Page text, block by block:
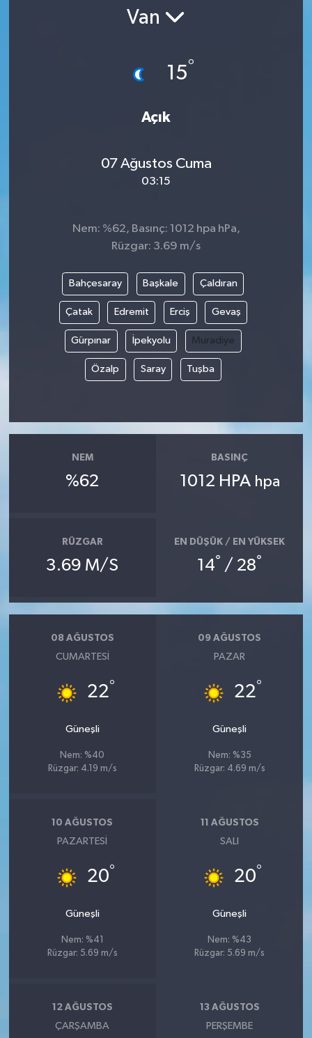
Van
15°
Açık
07 Ağustos Cuma
03:15
Nem: %62, Basınç: 1012 hpa hPa,
Rüzgar: 3.69 m/s
Bahçesaray Başkale Çaldıran
Çatak Edremit Erciş Gevaş
Gürpınar İpekyolu Muradiye
Özalp Saray Tuşba
NEM
%62
BASINÇ
1012 HPA hpa
RÜZGAR
3.69 M/S
EN DÜŞÜK / EN YÜKSEK
14° / 28°
08 AĞUSTOS
CUMARTESI
22°
Güneşli
Nem: %40
Rüzgar: 4.19 m/s
09 AĞUSTOS
PAZAR
22°
Güneşli
Nem: %35
Rüzgar: 4.69 m/s
10 AĞUSTOS
PAZARTESI
20°
Güneşli
Nem: %41
Rüzgar: 5.69 m/s
11 AĞUSTOS
SALI
20°
Güneşli
Nem: %43
Rüzgar: 5.69 m/s
12 AĞUSTOS
ÇARŞAMBA
13 AĞUSTOS
PERŞEMBE